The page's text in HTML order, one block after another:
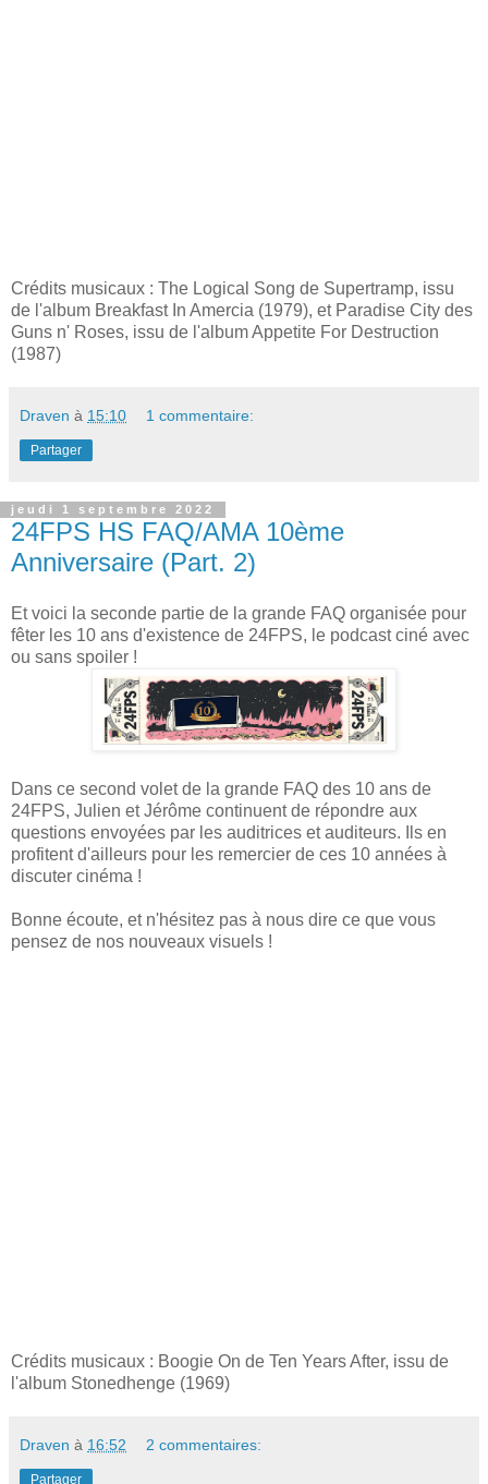
Crédits musicaux : The Logical Song de Supertramp, issu
de l'album Breakfast In Amercia (1979), et Paradise City des
Guns n' Roses, issu de l'album Appetite For Destruction
(1987)
Draven à 15:10 1 commentaire:
Partager
jeudi 1 septembre 2022
24FPS HS FAQ/AMA 10ème
Anniversaire (Part. 2)
Et voici la seconde partie de la grande FAQ organisée pour
fêter les 10 ans d'existence de 24FPS, le podcast ciné avec
ou sans spoiler !
Dans ce second volet de la grande FAQ des 10 ans de
24FPS, Julien et Jérôme continuent de répondre aux
questions envoyées par les auditrices et auditeurs. Ils en
profitent d'ailleurs pour les remercier de ces 10 années à
discuter cinéma !
Bonne écoute, et n'hésitez pas à nous dire ce que vous
pensez de nos nouveaux visuels !
Crédits musicaux : Boogie On de Ten Years After, issu de
l'album Stonedhenge (1969)
Draven à 16:52 2 commentaires:
Partager